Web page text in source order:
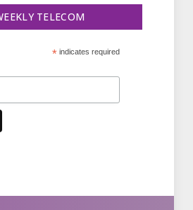
TELECOM
*indicates required